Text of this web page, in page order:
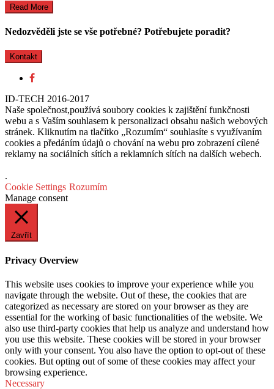
Read More
Nedozvěděli jste se vše potřebné? Potřebujete poradit?
Kontakt
ID-TECH 2016-2017
Naše společnost,používá soubory cookies k zajištění funkčnosti
webu a s Vaším souhlasem k personalizaci obsahu našich webových
stránek. Kliknutím na tlačítko „Rozumím“ souhlasíte s využívaním
cookies a předáním údajů o chování na webu pro zobrazení cílené
reklamy na sociálních sítích a reklamních sítích na dalších webech.
.
Cookie Settings Rozumím
Manage consent
Zavřít
Privacy Overview
This website uses cookies to improve your experience while you
navigate through the website. Out of these, the cookies that are
categorized as necessary are stored on your browser as they are
essential for the working of basic functionalities of the website. We
also use third-party cookies that help us analyze and understand how
you use this website. These cookies will be stored in your browser
only with your consent. You also have the option to opt-out of these
cookies. But opting out of some of these cookies may affect your
browsing experience.
Necessary